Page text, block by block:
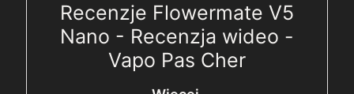
Recenzje Flowermate V5
Nano - Recenzja wideo -
Vapo Pas Cher